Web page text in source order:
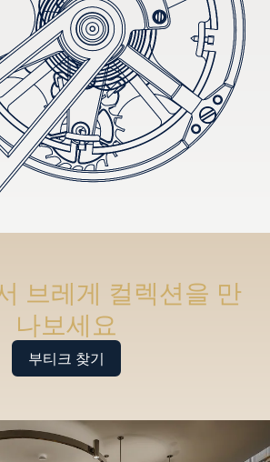
브레게 컬렉션을 만
나보세요
부티크 찾기